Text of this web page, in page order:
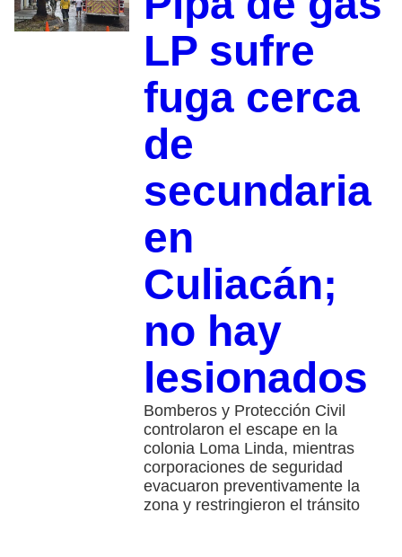
LP sufre
fuga cerca
de
secundaria
en
Culiacán;
no hay
lesionados
Bomberos y Protección Civil
controlaron el escape en la
colonia Loma Linda, mientras
corporaciones de seguridad
evacuaron preventivamente la
zona y restringieron el tránsito